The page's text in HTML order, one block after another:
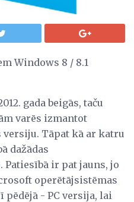
Windows 8 / 8.1
gada beigās, taču
varēs izmantot
Tāpat kā ar katru
dažādas
ir pat jauns, jo
operētājsistēmas
- PC versija, lai